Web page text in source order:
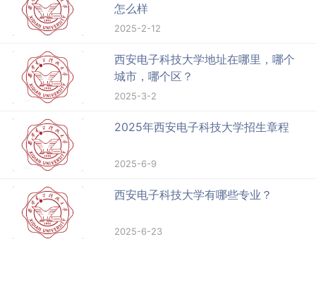
怎么样
2025-2-12
西安电子科技大学地址在哪里，哪个
城市，哪个区？
2025-3-2
2025年西安电子科技大学招生章程
2025-6-9
西安电子科技大学有哪些专业？
2025-6-23